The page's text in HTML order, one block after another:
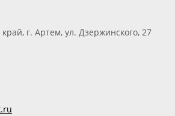
г. Артем, ул. Дзержинского, 27